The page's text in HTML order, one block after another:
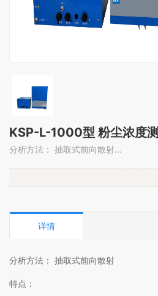
KSP-L-1000型 粉尘浓度
分析方法： 抽取式前向散射...
详情
分析方法： 抽取式前向散射
特点：